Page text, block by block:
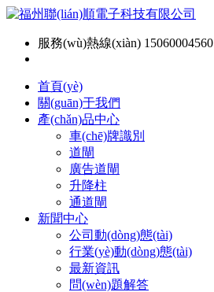
服務(wù)熱線(xiàn) 15060004560
首頁(yè)
關(guān)于我們
產(chǎn)品中心
車(chē)牌識別
道閘
廣告道閘
升降柱
通道閘
新聞中心
公司動(dòng)態(tài)
行業(yè)動(dòng)態(tài)
最新資訊
問(wèn)題解答